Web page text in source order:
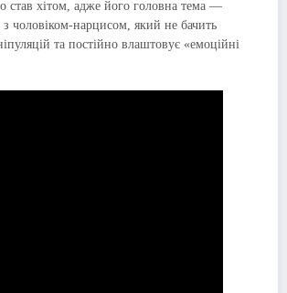
став хітом, адже його головна тема —
з чоловіком-нарцисом, який не бачить
та постійно влаштовує «емоційні